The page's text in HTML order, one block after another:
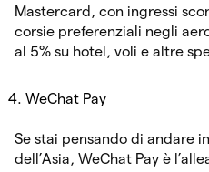
Mastercard, con ingressi
corsie preferenziali negli
al 5% su hotel, voli e altre
WeChat Pay
Se stai pensando di andare
dell’Asia, WeChat Pay è